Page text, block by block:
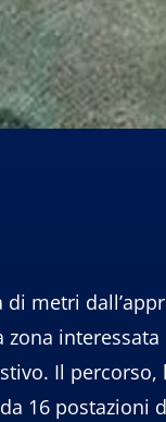
di metri
zona interessata
Il percorso,
16 postazioni